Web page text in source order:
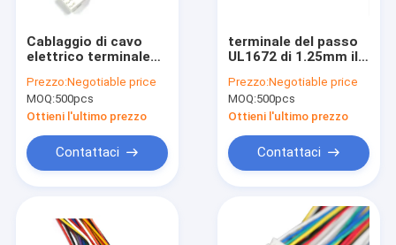
Cablaggio di cavo
elettrico terminale
interno del
frigorifero multi
14CM 20AWG
Prezzo:Negotiable price
MOQ:500pcs
Ottieni l'ultimo prezzo
Contattaci
terminale del passo
UL1672 di 1.25mm il
cablaggio elettronico
piano del cavo
Prezzo:Negotiable price
MOQ:500pcs
Ottieni l'ultimo prezzo
Contattaci